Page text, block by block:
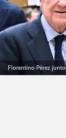
Florentino Pérez